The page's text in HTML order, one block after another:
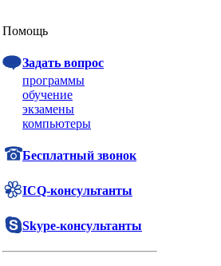
Помощь
Задать вопрос
программы
обучение
экзамены
компьютеры
Бесплатный звонок
ICQ-консультанты
Skype-консультанты